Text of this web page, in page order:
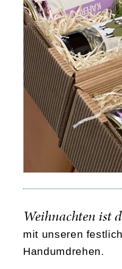
Weihnachten ist
mit unseren
Handumdrehen.